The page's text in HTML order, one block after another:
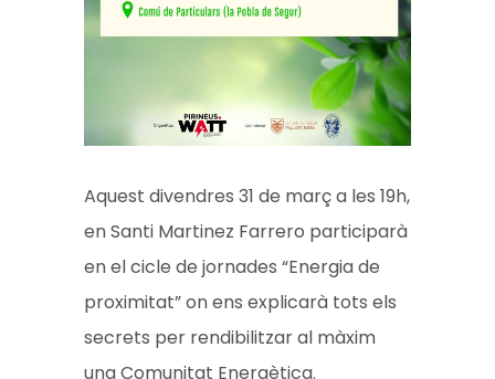
Aquest divendres 31 de març a les 19h,
en Santi Martinez Farrero participarà
en el cicle de jornades “Energia de
proximitat” on ens explicarà tots els
secrets per rendibilitzar al màxim
una Comunitat Energètica.